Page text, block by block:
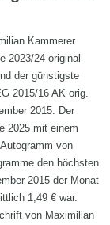
Kammerer
2023/24 original
der günstigste
2015/16 AK orig.
2015. Der
2025 mit einem
von
den höchsten
2015 der Monat
1,49 € war.
von Maximilian